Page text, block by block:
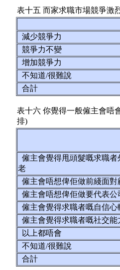
表十五 而家求職市場競爭激
減少競爭力
競爭力不變
增加競爭力
不知道/很難說
合計
表十六 你覺得一般僱主會唔
排)
僱主會覺得甩頭髮嘅求職
老
僱主會唔想俾佢做前綫面對
僱主會唔想俾佢做要代表公
僱主會覺得求職者嘅自信心
僱主會覺得求職者嘅社交能
以上都唔會
不知道/很難說
合計